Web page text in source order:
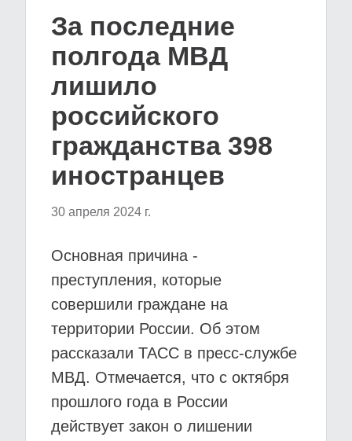
За последние
полгода МВД
лишило
российского
гражданства 398
иностранцев
30 апреля 2024 г.
Основная причина -
преступления, которые
совершили граждане на
территории России. Об этом
рассказали ТАСС в пресс-службе
МВД. Отмечается, что с октября
прошлого года в России
действует закон о лишении